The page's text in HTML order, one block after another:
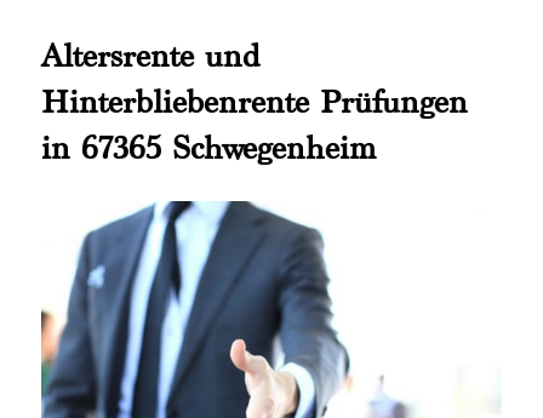
Altersrente und
Hinterbliebenrente Prüfungen
in 67365 Schwegenheim